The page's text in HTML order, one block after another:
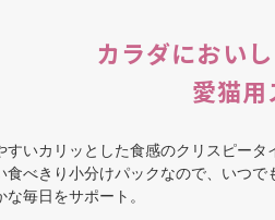
カラダにおい
愛猫用
いカリッとした食感のクリスピータ
べきり小分けパックなので、いつで
毎日をサポート。